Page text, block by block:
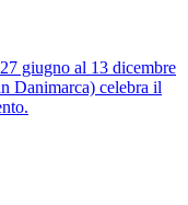
giugno al 13 dicembre
Danimarca) celebra il